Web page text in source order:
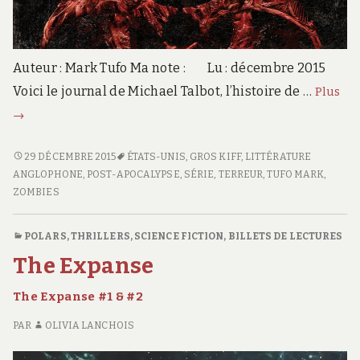
Auteur : Mark Tufo Ma note : Lu : décembre 2015
Voici le journal de Michael Talbot, l’histoire de … Plus
→
ZOMBIE
FALLOUT
#1-
29 DÉCEMBRE 2015 ÉTATS-UNIS, GROS KIFF, LITTÉRATURE
ANGLOPHONE, POST-APOCALYPSE, SÉRIE, TERREUR,TUFO MARK,
ZOMBIES
POLARS, THRILLERS, SCIENCE FICTION, BILLETS DE LECTURES
The Expanse
The Expanse #1 & #2
PAR OLIVIA LANCHOIS